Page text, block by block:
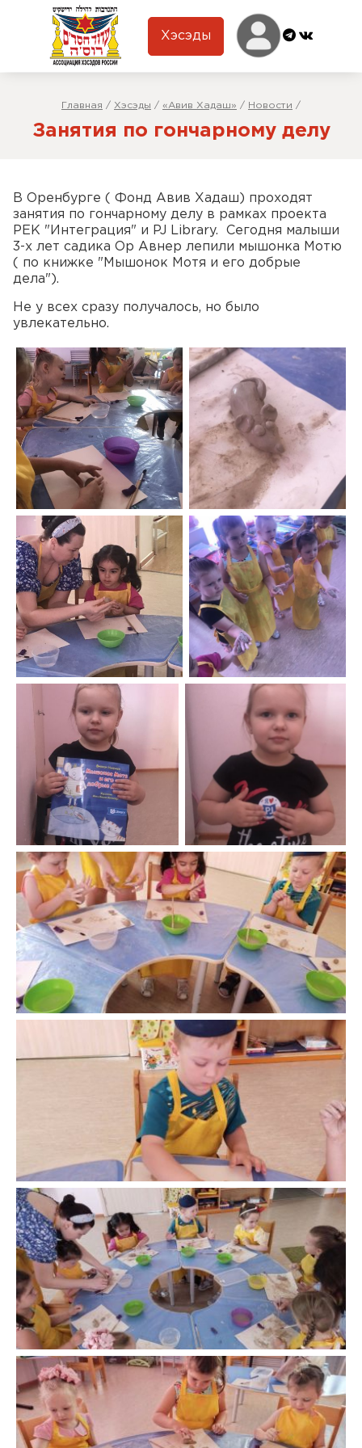
Хэсэды
Главная / Хэсэды / «Авив Хадаш» / Новости /
Занятия по гончарному делу
В Оренбурге ( Фонд Авив Хадаш) проходят
занятия по гончарному делу в рамках проекта
РЕК "Интеграция" и PJ Library. Сегодня малыши
3-х лет садика Ор Авнер лепили мышонка Мотю
( по книжке "Мышонок Мотя и его добрые
дела").
Не у всех сразу получалось, но было
увлекательно.